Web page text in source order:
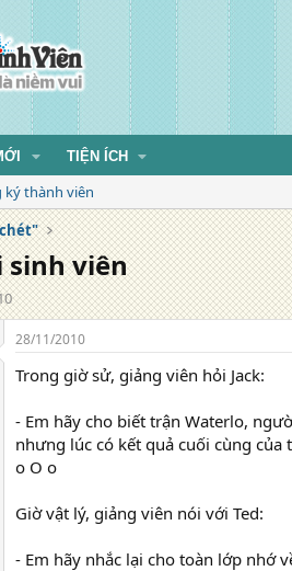
TIỆN ÍCH
ký thành viên
sinh viên
28/11/2010
Trong giờ sử, giảng viên hỏi Jack:
- Em hãy cho biết trận Waterlo,
nhưng lúc có kết quả cuối cùng
o O o
Giờ vật lý, giảng viên nói với Ted:
- Em hãy nhắc lại cho toàn lớp nhớ